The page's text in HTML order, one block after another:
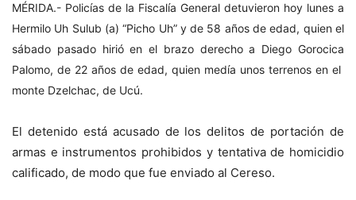
MÉRIDA.- Policías de la Fiscalía General detuvieron hoy lunes a
Hermilo Uh Sulub (a) “Picho Uh” y de 58 años de edad, quien el
sábado pasado hirió en el brazo derecho a Diego Gorocica
Palomo, de 22 años de edad, quien medía unos terrenos en el
monte Dzelchac, de Ucú.
El detenido está acusado de los delitos de portación de
armas e instrumentos prohibidos y tentativa de homicidio
calificado, de modo que fue enviado al Cereso.